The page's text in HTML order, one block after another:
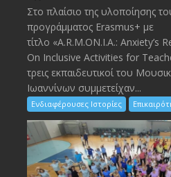
Στο πλαίσιο της υλοποίησης
προγράμματος Erasmus+ με
τίτλο «A.R.M.ON.I.A.:
On Inclusive Activities for
τρεις εκπαιδευτικοί του
Ιωαννίνων συμμετείχαν...
Ενδιαφέρουσες Ιστορίες